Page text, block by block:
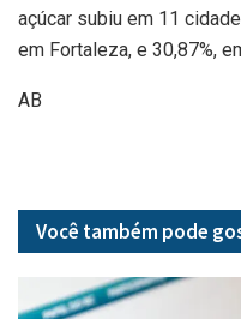
açúcar subiu em 11
em Fortaleza, e 30,87%,
AB
Você também pode